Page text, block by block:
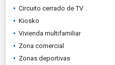
Circuito cerrado de TV
Kiosko
Vivienda multifamiliar
Zona comercial
Zonas deportivas